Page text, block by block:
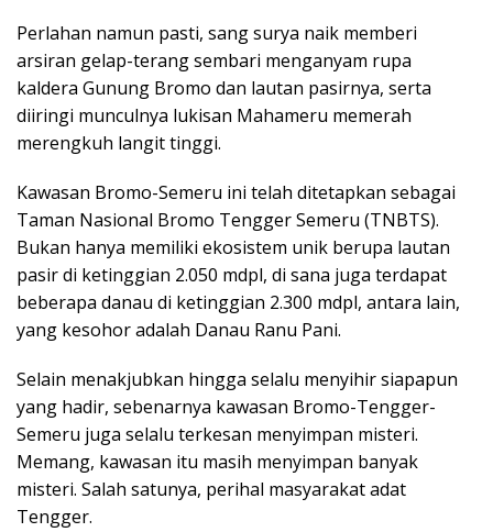
Perlahan namun pasti, sang surya naik memberi
arsiran gelap-terang sembari menganyam rupa
kaldera Gunung Bromo dan lautan pasirnya, serta
diiringi munculnya lukisan Mahameru memerah
merengkuh langit tinggi.
Kawasan Bromo-Semeru ini telah ditetapkan sebagai
Taman Nasional Bromo Tengger Semeru (TNBTS).
Bukan hanya memiliki ekosistem unik berupa lautan
pasir di ketinggian 2.050 mdpl, di sana juga terdapat
beberapa danau di ketinggian 2.300 mdpl, antara lain,
yang kesohor adalah Danau Ranu Pani.
Selain menakjubkan hingga selalu menyihir siapapun
yang hadir, sebenarnya kawasan Bromo-Tengger-
Semeru juga selalu terkesan menyimpan misteri.
Memang, kawasan itu masih menyimpan banyak
misteri. Salah satunya, perihal masyarakat adat
Tengger.